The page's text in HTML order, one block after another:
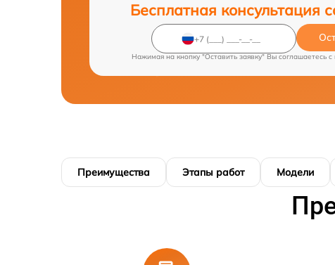
Бесплатная консультация
Нажимая на кнопку "Оставить заявку" Вы соглашаетесь c
Преимущества Этапы работ Модели